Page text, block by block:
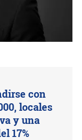
con
locales
y una
17%